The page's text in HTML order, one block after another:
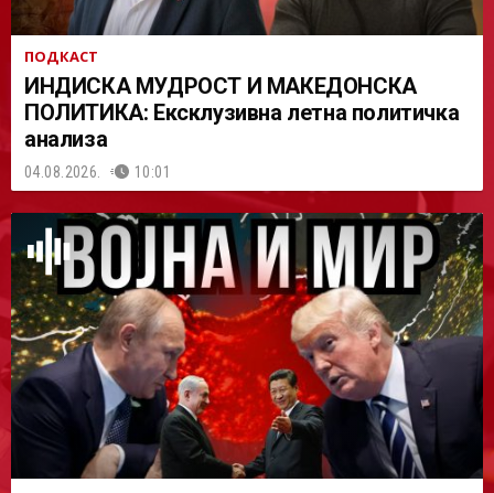
ПОДКАСТ
ИНДИСКА МУДРОСТ И МАКЕДОНСКА
ПОЛИТИКА: Ексклузивна летна политичка
анализа
04.08.2026. 10:01